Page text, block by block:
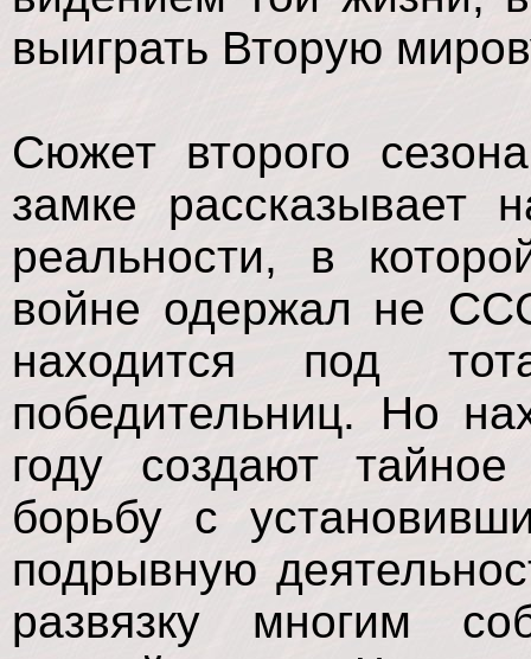
выиграть Вторую
Сюжет второго
замке рассказывает
реальности, в
войне одержал не
находится под
победительниц. Но
году создают
борьбу с
подрывную
развязку многим